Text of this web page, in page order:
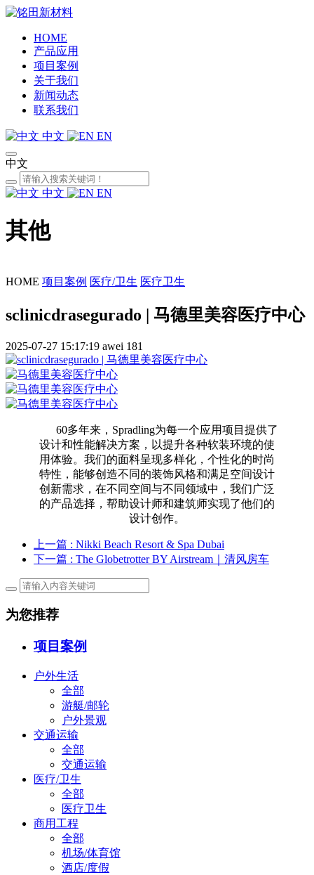
HOME
产品应用
项目案例
关于我们
新闻动态
联系我们
中文 EN
中文
中文 EN
其他
HOME 项目案例 医疗/卫生 医疗卫生
sclinicdrasegurado | 马德里美容医疗中心
2025-07-27 15:17:19 awei 181
60多年来，Spradling为每一个应用项目提供了
设计和性能解决方案，以提升各种软装环境的使
用体验。我们的面料呈现多样化，个性化的时尚
特性，能够创造不同的装饰风格和满足空间设计
创新需求，在不同空间与不同领域中，我们广泛
的产品选择，帮助设计师和建筑师实现了他们的
设计创作。
上一篇 : Nikki Beach Resort & Spa Dubai
下一篇 : The Globetrotter BY Airstream｜清风房车
为您推荐
项目案例
户外生活
全部
游艇/邮轮
户外景观
交通运输
全部
交通运输
医疗/卫生
全部
医疗卫生
商用工程
全部
机场/体育馆
酒店/度假